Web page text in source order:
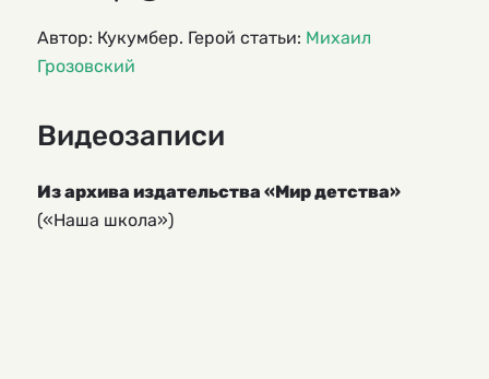
Автор: Кукумбер. Герой статьи: Михаил
Грозовский
Видеозаписи
Из архива издательства «Мир детства»
(«Наша школа»)